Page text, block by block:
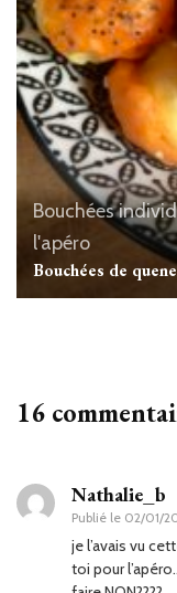
Bouchées
l'apéro
Bouchées de
16
Nathalie_b
Publié le 02/01/
je l’avais vu
toi pour